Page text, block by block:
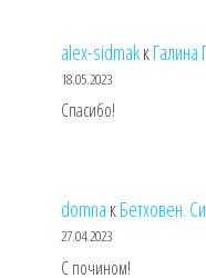
alex-sidmakкГалина
18.05.2023
Спасибо!
domna кБетховен.
27.04.2023
С почином!